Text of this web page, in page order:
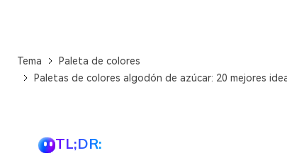
Tema
Paleta de colores
Paletas de colores algodón de azúcar: 20 mejores
TL;DR: